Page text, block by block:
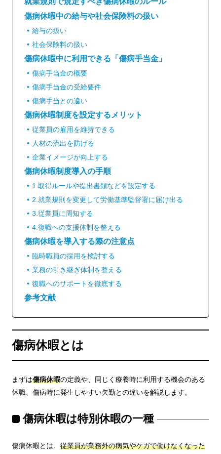
傷病休暇中の給与や社会保険料の扱い
給与の扱い
社会保険料の扱い
傷病休暇中に利用できる「傷病手当金」
傷病手当金の概要
傷病手当金の受給要件
傷病手当との違い
傷病休暇制度を設定するメリット
従業員の雇用を維持できる
人材の流出を防げる
企業イメージが向上する
傷病休暇制度導入の手順
1.取得ルールや提出書類などを設定する
2.就業規則を変更して労働基準監督署に届け出る
3.従業員に周知する
4.復職への支援体制を整える
傷病休暇を導入する際の注意点
臨時職員の採用を検討する
業務の引き継ぎ体制を整える
復職へのサポートを徹底する
参考文献
傷病休暇とは
まずは傷病休暇の定義や、同じく療養時に利用する機会のある
休職、傷病時に発生しやすい欠勤との違いを解説します。
傷病休暇は特別休暇の一種
傷病休暇とは、 従業員が業務外の病気やケガで働けなくなった